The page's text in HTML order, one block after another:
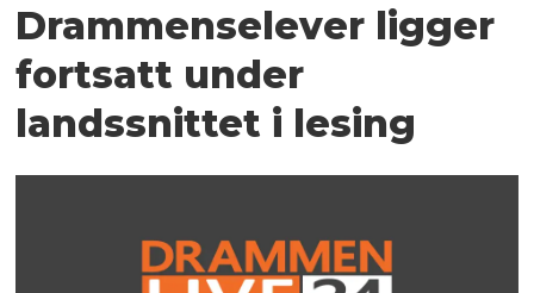
Drammenselever ligger
fortsatt under
landssnittet i lesing